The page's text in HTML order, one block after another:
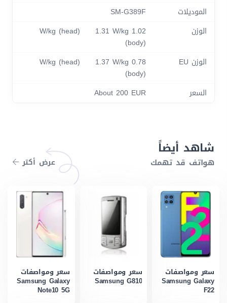
الموديلات
SM-G389F
الوزن
1.02 W/kg (head) 1.31 W/kg
(body)
الوزن EU
0.78 W/kg (head) 1.37 W/kg
(body)
السعر
About 200 EUR
شاهد أيضاً
هواتف قد تهمك عرض أكتر
سعر ومواصفات
Samsung Galaxy
F22
سعر ومواصفات
Samsung G810
سعر ومواصفات
Samsung Galaxy
Note10 5G